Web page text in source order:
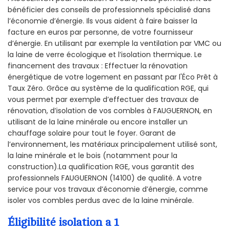
bénéficier des conseils de professionnels spécialisé dans
l’économie d’énergie. Ils vous aident à faire baisser la
facture en euros par personne, de votre fournisseur
d’énergie. En utilisant par exemple la ventilation par VMC ou
la laine de verre écologique et l’isolation thermique. Le
financement des travaux : Effectuer la rénovation
énergétique de votre logement en passant par l'Éco Prêt à
Taux Zéro. Grâce au système de la qualification RGE, qui
vous permet par exemple d’effectuer des travaux de
rénovation, d’isolation de vos combles à FAUGUERNON, en
utilisant de la laine minérale ou encore installer un
chauffage solaire pour tout le foyer. Garant de
l’environnement, les matériaux principalement utilisé sont,
la laine minérale et le bois (notamment pour la
construction).La qualification RGE, vous garantit des
professionnels FAUGUERNON (14100) de qualité. A votre
service pour vos travaux d’économie d’énergie, comme
isoler vos combles perdus avec de la laine minérale.
Éligibilité isolation a 1